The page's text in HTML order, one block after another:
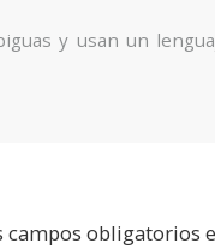
y usan un
campos obligatorios